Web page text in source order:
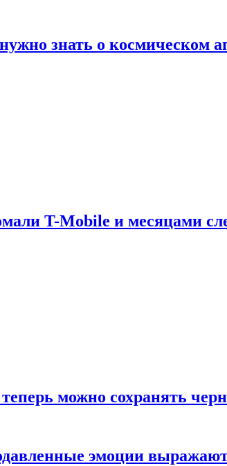
знать о космическом
T-Mobile и месяцами
можно сохранять
эмоции